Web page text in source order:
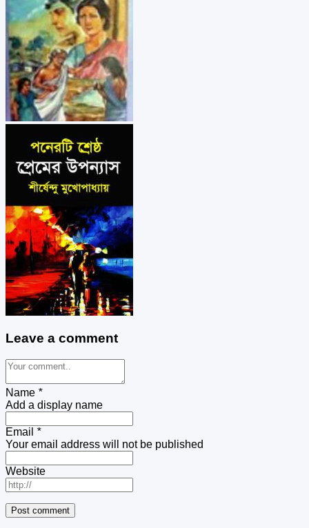
Leave a comment
Name *
Add a display name
Email *
Your email address will not be published
Website